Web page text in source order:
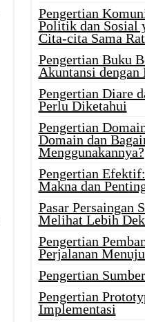
Pengertian
Politik dan Sosial
Cita-cita Sama
Pengertian Buku
Akuntansi
Pengertian Diare
Perlu Diketahui
Pengertian
Domain dan
Menggunakannya?
Pengertian
Makna dan
Pasar Persaingan
Melihat Lebih
Pengertian
Perjalanan
Pengertian
Pengertian
Implementasi